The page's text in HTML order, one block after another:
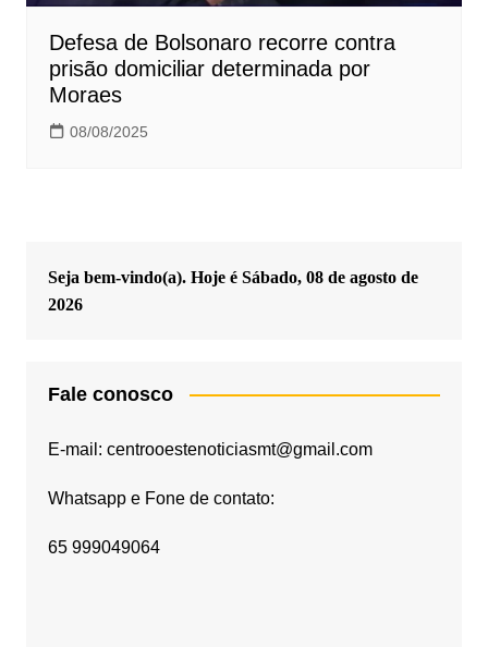
Defesa de Bolsonaro recorre contra
prisão domiciliar determinada por
Moraes
08/08/2025
Seja bem-vindo(a). Hoje é Sábado, 08 de agosto de
2026
Fale conosco
E-mail: centrooestenoticiasmt@gmail.com
Whatsapp e Fone de contato:
65 999049064